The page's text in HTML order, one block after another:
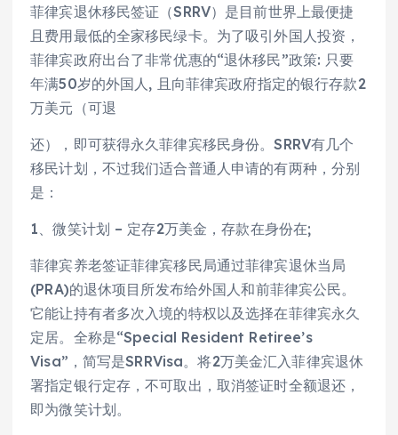
菲律宾退休移民签证（SRRV）是目前世界上最便捷
且费用最低的全家移民绿卡。为了吸引外国人投资，
菲律宾政府出台了非常优惠的“退休移民”政策: 只要
年满50岁的外国人, 且向菲律宾政府指定的银行存款2
万美元（可退
还），即可获得永久菲律宾移民身份。SRRV有几个
移民计划，不过我们适合普通人申请的有两种，分别
是：
1、微笑计划 – 定存2万美金，存款在身份在;
菲律宾养老签证菲律宾移民局通过菲律宾退休当局
(PRA)的退休项目所发布给外国人和前菲律宾公民。
它能让持有者多次入境的特权以及选择在菲律宾永久
定居。全称是“Special Resident Retiree’s
Visa”，简写是SRRVisa。将2万美金汇入菲律宾退休
署指定银行定存，不可取出，取消签证时全额退还，
即为微笑计划。